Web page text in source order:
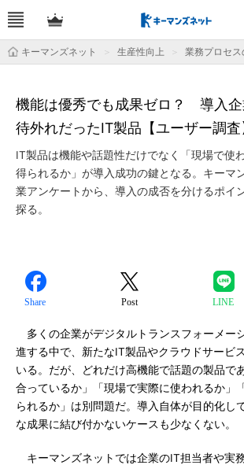
キーマンズネット 生産性向上 業務プロセス
機能は優秀でも成果ゼロ？ 導入企
待外れだったIT製品【ユーザー調査
IT製品は機能や話題性だけでなく「現場で使
得られるか」が導入成功の鍵となる。キーマ
業アンケートから、導入の成否を分けるポイ
探る。
Share Post LINE
多くの企業がデジタルトランスフォーメー
進する中で、新たなIT製品やクラウドサービ
いる。だが、どれだけ高機能で話題の製品で
合っているか」「現場で実際に使われるか」
られるか」は別問題だ。導入自体が目的化し
な成果に結び付かないケースも少なくない。
キーマンズネットでは企業のIT担当者や実